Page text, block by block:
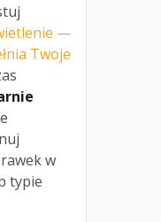
—
Twoje
w
typie